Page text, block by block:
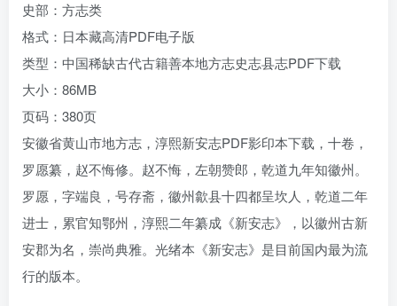
史部：方志类
格式：日本藏高清PDF电子版
类型：中国稀缺古代古籍善本地方志史志县志PDF下载
大小：86MB
页码：380页
安徽省黄山市地方志，淳熙新安志PDF影印本下载，十卷，
罗愿纂，赵不悔修。赵不悔，左朝赞郎，乾道九年知徽州。
罗愿，字端良，号存斋，徽州歙县十四都呈坎人，乾道二年
进士，累官知鄂州，淳熙二年纂成《新安志》，以徽州古新
安郡为名，崇尚典雅。光绪本《新安志》是目前国内最为流
行的版本。